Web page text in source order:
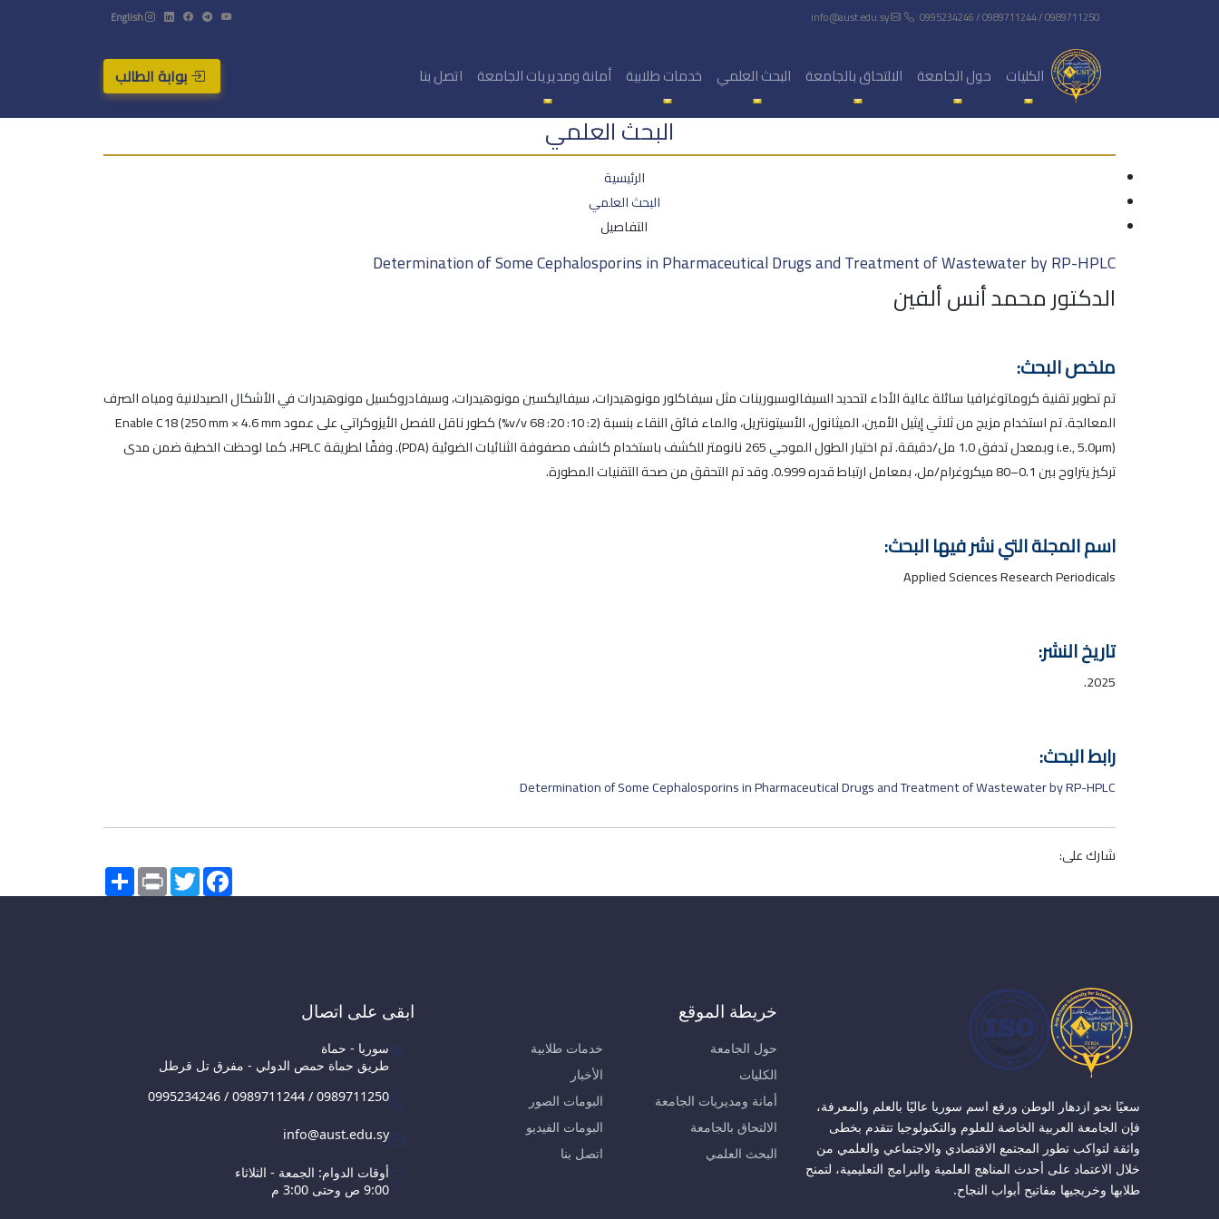
0995234246 / 0989711244 / 0989711250
English
الكليات حول الجامعة الالتحاق بالجامعة البحث العلمي خدمات طلابية أمانة ومديريات الجامعة اتصل بنا بوابة الطالب
البحث العلمي
الرئيسية
البحث العلمي
التفاصيل
Determination of Some Cephalosporins in Pharmaceutical Drugs and Treatment of Wastewater by RP-HPLC
الدكتور محمد أنس ألفين
ملخص البحث:
تم تطوير تقنية كروماتوغرافيا سائلة عالية الأداء لتحديد السيفالوسبورينات مثل سيفاكلور مونوهيدرات، سيفاليكسين مونوهيدرات، وسيفادروكسيل مونوهيدرات في الأشكال الصيدلانية ومياه الصرف
المعالجة. تم استخدام مزيج من ثلاثي إيثيل الأمين، الميثانول، الأسيتونتريل، والماء فائق النقاء بنسبة (2: 10: 20: 68 v/v%) كطور ناقل للفصل الأيزوكراتي على عمود Enable C18 (250 mm × 4.6 mm
i.e., 5.0μm) وبمعدل تدفق 1.0 مل/دقيقة. تم اختيار الطول الموجي 265 نانومتر للكشف باستخدام كاشف مصفوفة الثنائيات الضوئية (PDA). وفقًا لطريقة HPLC، كما لوحظت الخطية ضمن مدى
تركيز يتراوح بين 0.1–80 ميكروغرام/مل، بمعامل ارتباط قدره 0.999. وقد تم التحقق من صحة التقنيات المطورة.
اسم المجلة التي نشر فيها البحث:
Applied Sciences Research Periodicals
تاريخ النشر:
2025.
رابط البحث:
Determination of Some Cephalosporins in Pharmaceutical Drugs and Treatment of Wastewater by RP-HPLC
شارك على:
Share PrintTwitterFacebook
سعيًا نحو ازدهار الوطن ورفع اسم سوريا عاليًا بالعلم والمعرفة،
فإن الجامعة العربية الخاصة للعلوم والتكنولوجيا تتقدم بخطى
واثقة لتواكب تطور المجتمع الاقتصادي والاجتماعي والعلمي من
خلال الاعتماد على أحدث المناهج العلمية والبرامج التعليمية، لتمنح
طلابها وخريجيها مفاتيح أبواب النجاح.
خريطة الموقع
حول الجامعة
الكليات
أمانة ومديريات الجامعة
الالتحاق بالجامعة
البحث العلمي
خدمات طلابية
الأخبار
البومات الصور
البومات الفيديو
اتصل بنا
ابقى على اتصال
سوريا - حماة
طريق حماة حمص الدولي - مفرق تل قرطل
0995234246 / 0989711244 / 0989711250
info@aust.edu.sy
أوقات الدوام: الجمعة - الثلاثاء
9:00 ص وحتى 3:00 م